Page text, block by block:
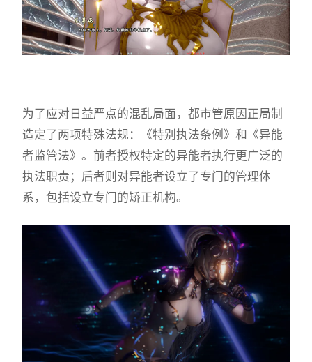
为了应对日益严点的混乱局面，都市管原因正局制
造定了两项特殊法规：《特别执法条例》和《异能
者监管法》。前者授权特定的异能者执行更广泛的
执法职责；后者则对异能者设立了专门的管理体
系，包括设立专门的矫正机构。